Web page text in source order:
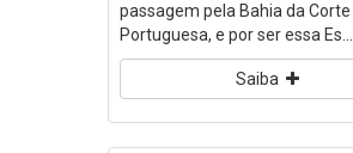
passagem pela Bahia da Corte
Portuguesa, e por ser essa Es...
Saiba